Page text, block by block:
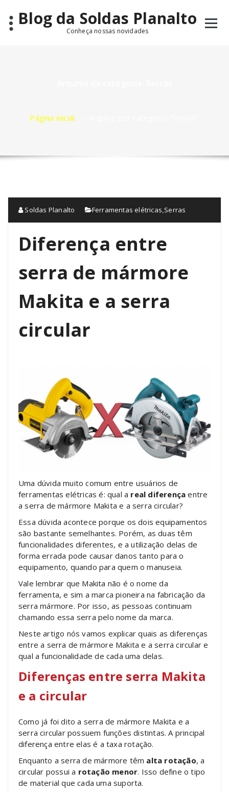
para Blog da Soldas Planalto
Conheça nossas novidades
Página inicial
Soldas Planalto Ferramentas elétricas Serras
Diferença entre
serra de mármore
Makita e a serra
circular
Uma dúvida muito comum entre usuários de
ferramentas elétricas é: qual a real diferença entre
a serra de mármore Makita e a serra circular?
Essa dúvida acontece porque os dois equipamentos
são bastante semelhantes. Porém, as duas têm
funcionalidades diferentes, e a utilização delas de
forma errada pode causar danos tanto para o
equipamento, quando para quem o manuseia.
Vale lembrar que Makita não é o nome da
ferramenta, e sim a marca pioneira na fabricação da
serra mármore. Por isso, as pessoas continuam
chamando essa serra pelo nome da marca.
Neste artigo nós vamos explicar quais as diferenças
entre a serra de mármore Makita e a serra circular e
qual a funcionalidade de cada uma delas.
Diferenças entre serra Makita
e a circular
Como já foi dito a serra de mármore Makita e a
serra circular possuem funções distintas. A principal
diferença entre elas é a taxa rotação.
Enquanto a serra de mármore têm alta rotação, a
circular possui a rotação menor. Isso define o tipo
de material que cada uma suporta.